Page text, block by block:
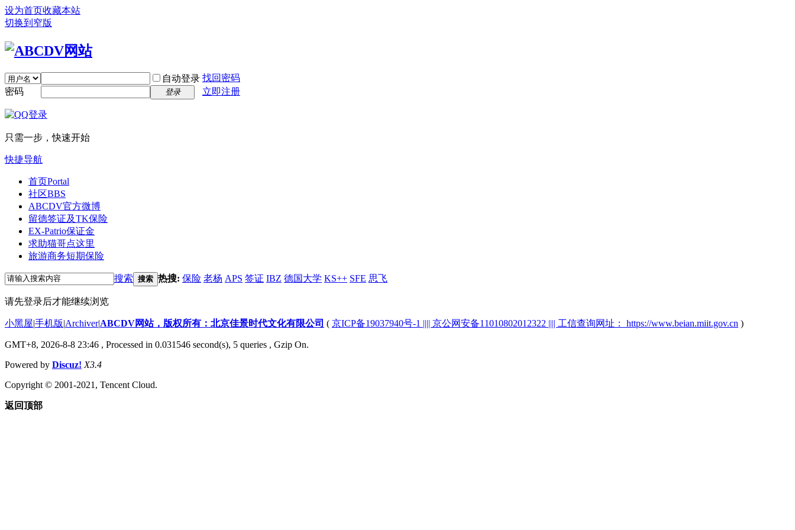
设为首页收藏本站
切换到窄版
自动登录 找回密码
密码
登录 立即注册
只需一步，快速开始
快捷导航
首页Portal
社区BBS
ABCDV官方微博
留德签证及TK保险
EX-Patrio保证金
求助猫哥点这里
旅游商务短期保险
搜索 搜索 热搜: 保险 老杨 APS 签证 IBZ 德国大学 KS++ SFE 思飞
请先登录后才能继续浏览
小黑屋|手机版|Archiver|ABCDV网站，版权所有：北京佳景时代文化有限公司 ( 京ICP备19037940号-1 |||| 京公网安备11010802012322 |||| 工信查询网址： https://www.beian.miit.gov.cn )
GMT+8, 2026-8-8 23:46 , Processed in 0.031546 second(s), 5 queries , Gzip On.
Powered by Discuz! X3.4
Copyright © 2001-2021, Tencent Cloud.
返回顶部